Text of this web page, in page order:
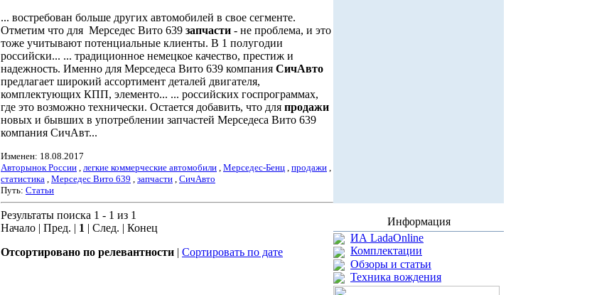
... востребован больше других автомобилей в свое сегменте.
Отметим что для Мерседес Вито 639 запчасти - не проблема, и это
тоже учитывают потенциальные клиенты. В 1 полугодии
российски... ... традиционное немецкое качество, престиж и
надежность. Именно для Мерседеса Вито 639 компания СичАвто
предлагает широкий ассортимент деталей двигателя,
комплектующих КПП, элементо... ... российских госпрограммах,
где это возможно технически. Остается добавить, что для продажи
новых и бывших в употреблении запчастей Мерседеса Вито 639
компания СичАвт...
Изменен: 18.08.2017
Авторынок России , легкие коммерческие автомобили , Мерседес-Бенц , продажи ,
статистика , Мерседес Вито 639 , запчасти , СичАвто
Путь: Статьи
Результаты поиска 1 - 1 из 1
Начало | Пред. | 1 | След. | Конец
Отсортировано по релевантности | Сортировать по дате
Информация
ИА LadaOnline
Комплектации
Обзоры и статьи
Техника вождения